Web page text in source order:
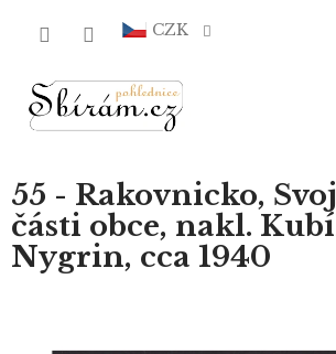
CZK
55 - Rakovnicko,
části obce, nakl.
Nygrin, cca 1940